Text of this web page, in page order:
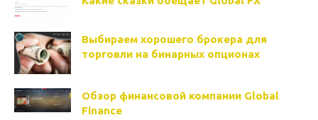
Выбираем хорошего брокера для
торговли на бинарных опционах
Обзор финансовой компании Global
Finance